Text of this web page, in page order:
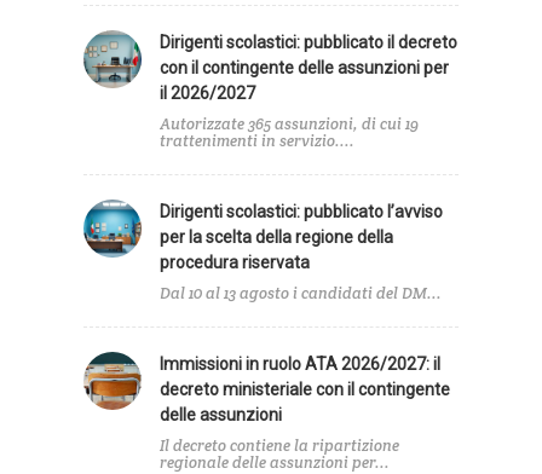
Dirigenti scolastici: pubblicato il decreto
con il contingente delle assunzioni per
il 2026/2027
Autorizzate 365 assunzioni, di cui 19
trattenimenti in servizio....
Dirigenti scolastici: pubblicato l’avviso
per la scelta della regione della
procedura riservata
Dal 10 al 13 agosto i candidati del DM...
Immissioni in ruolo ATA 2026/2027: il
decreto ministeriale con il contingente
delle assunzioni
Il decreto contiene la ripartizione
regionale delle assunzioni per...